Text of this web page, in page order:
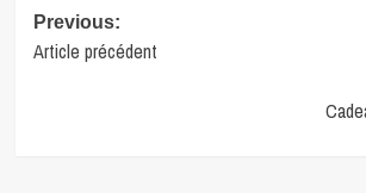
Post
navigation
Previous:
Article précédent